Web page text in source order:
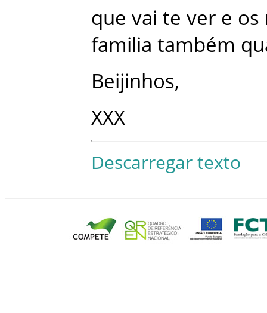
que vai te ver e os
familia também
Beijinhos,
XXX
Descarregar texto